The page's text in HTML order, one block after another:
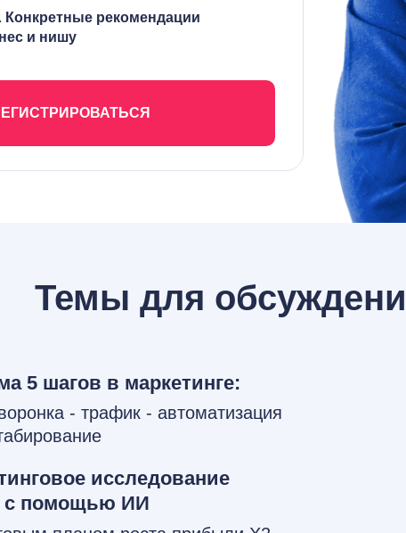
Конкретные рекомендации
и нишу
Темы для
- трафик - автоматизация
5 шагов в маркетинге:
исследование
с помощью ИИ